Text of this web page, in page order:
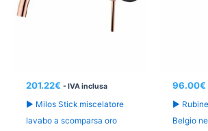
201.22€ - IVA inclusa
► Milos Stick miscelatore
lavabo a scomparsa oro
96.00€
►
Belgio